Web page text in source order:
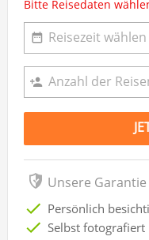
Bitte Reisedaten
Unsere Garantie
Persönlich
Selbst fotografiert